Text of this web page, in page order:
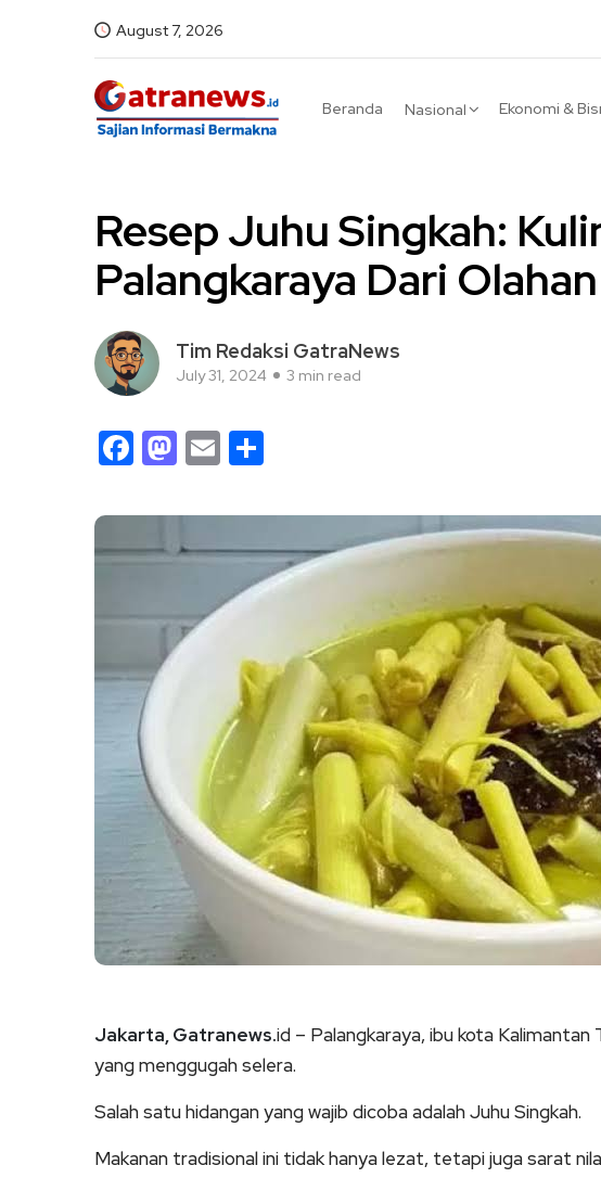
August 7, 2026
Beranda Nasional Ekonomi &
Resep Juhu Singkah:
Palangkaraya Dari
Tim Redaksi GatraNews
July 31, 2024 3 min read
Facebook
Mastodon
Email
Jakarta, Gatranews.id – Palangkaraya, ibu kota
yang menggugah selera.
Salah satu hidangan yang wajib dicoba adalah Juhu Singkah.
Makanan tradisional ini tidak hanya lezat, tetapi juga sarat